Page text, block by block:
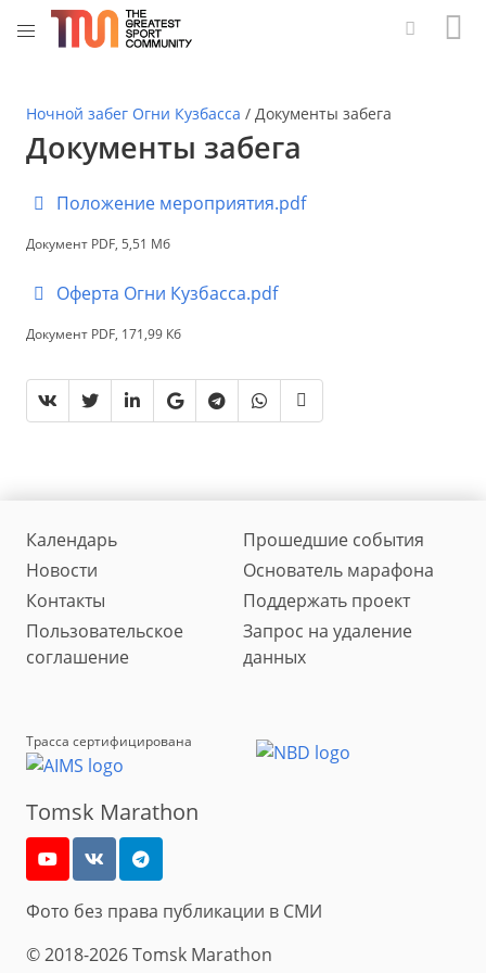
Ночной забег Огни Кузбасса / Документы забега
Документы забега
Положение мероприятия.pdf
Документ PDF, 5,51 Мб
Оферта Огни Кузбасса.pdf
Документ PDF, 171,99 Кб
Календарь
Прошедшие события
Новости
Основатель марафона
Контакты
Поддержать проект
Пользовательское
соглашение
Запрос на удаление
данных
Трасса сертифицирована
Tomsk Marathon
Фото без права публикации в СМИ
© 2018-2026 Tomsk Marathon